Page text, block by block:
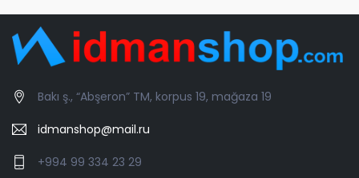
Bakı ş., “Abşeron” TM, korpus 19, mağaza 19
idmanshop@mail.ru
+994 99 334 23 29